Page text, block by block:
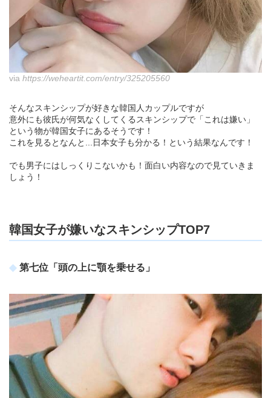
via https://weheartit.com/entry/325205560
そんなスキンシップが好きな韓国人カップルですが
意外にも彼氏が何気なくしてくるスキンシップで「これは嫌い」
という物が韓国女子にあるそうです！
これを見るとなんと...日本女子も分かる！という結果なんです！
でも男子にはしっくりこないかも！面白い内容なので見ていきま
しょう！
韓国女子が嫌いなスキンシップTOP7
第七位「頭の上に顎を乗せる」